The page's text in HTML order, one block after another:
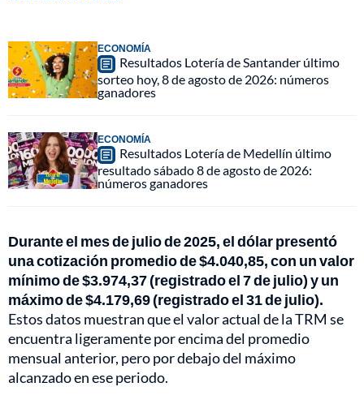
ECONOMÍA
Resultados Lotería de Santander último
sorteo hoy, 8 de agosto de 2026: números
ganadores
ECONOMÍA
Resultados Lotería de Medellín último
resultado sábado 8 de agosto de 2026:
números ganadores
Durante el mes de julio de 2025, el dólar presentó
una cotización promedio de $4.040,85, con un valor
mínimo de $3.974,37 (registrado el 7 de julio) y un
máximo de $4.179,69 (registrado el 31 de julio).
Estos datos muestran que el valor actual de la TRM se
encuentra ligeramente por encima del promedio
mensual anterior, pero por debajo del máximo
alcanzado en ese periodo.